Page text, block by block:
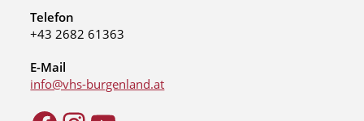
Telefon
+43 2682 61363
E-Mail
info@vhs-burgenland.at